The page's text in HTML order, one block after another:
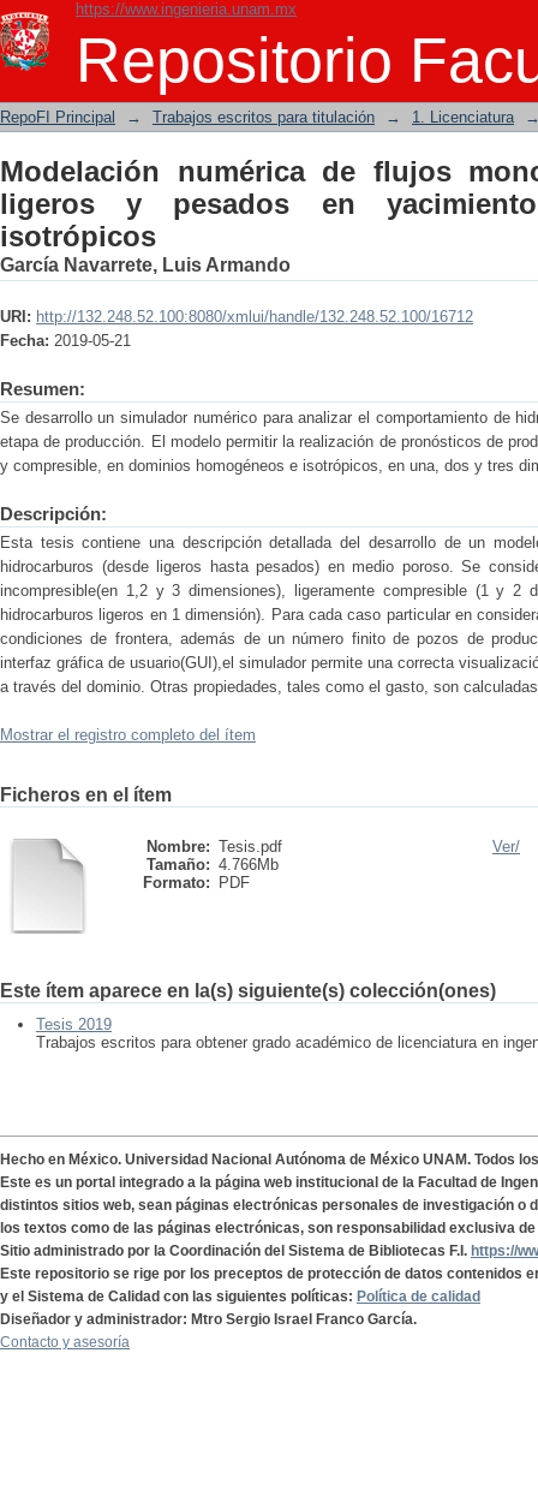
https://www.ingenieria.unam.mx
Repositorio
Modelación numérica de flujos
yacimientos homogéneos e
RepoFI Principal → Trabajos escritos para titulación → 1. Licenciatura
Modelación numérica de flujos
ligeros y pesados en
isotrópicos
García Navarrete, Luis Armando
URI: http://132.248.52.100:8080/xmlui/handle/132.248.52.100/16712
Fecha: 2019-05-21
Resumen:
Se desarrollo un simulador numérico para analizar el comportamiento de
etapa de producción. El modelo permitir la realización de pronósticos de
y compresible, en dominios homogéneos e isotrópicos, en una, dos y tres
Descripción:
Esta tesis contiene una descripción detallada del desarrollo de un
hidrocarburos (desde ligeros hasta pesados) en medio poroso. Se
incompresible(en 1,2 y 3 dimensiones), ligeramente compresible (1 y 2
hidrocarburos ligeros en 1 dimensión). Para cada caso particular en
condiciones de frontera, además de un número finito de pozos de
interfaz gráfica de usuario(GUI),el simulador permite una correcta
a través del dominio. Otras propiedades, tales como el gasto, son
Mostrar el registro completo del ítem
Ficheros en el ítem
Nombre: Tesis.pdf
Tamaño: 4.766Mb
Formato:
PDF
Ver/
Este ítem aparece en la(s) siguiente(s) colección(ones)
Tesis 2019
Trabajos escritos para obtener grado académico de licenciatura en
Hecho en México. Universidad Nacional Autónoma de México UNAM. Todos
Este es un portal integrado a la página web institucional de la Facultad de
distintos sitios web, sean páginas electrónicas personales de investigación o
los textos como de las páginas electrónicas, son responsabilidad exclusiva
Sitio administrado por la Coordinación del Sistema de Bibliotecas F.I. https://
Este repositorio se rige por los preceptos de protección de datos contenidos
y el Sistema de Calidad con las siguientes políticas: Política de calidad
Diseñador y administrador: Mtro Sergio Israel Franco García.
Contacto y asesoría